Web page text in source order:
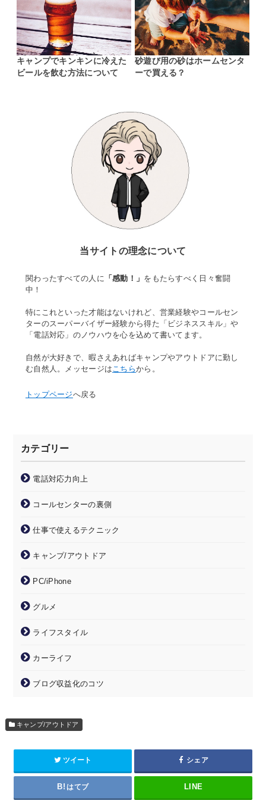
キャンプでキンキンに冷えた
ビールを飲む方法について
砂遊び用の砂はホームセンタ
ーで買える？
当サイトの理念について
関わったすべての人に 「感動！」 をもたらすべく日々奮闘
中！
特にこれといった才能はないけれど、営業経験やコールセン
ターのスーパーバイザー経験から得た「ビジネススキル」や
「電話対応」のノウハウを心を込めて書いてます。
自然が大好きで、暇さえあればキャンプやアウトドアに勤し
む自然人。メッセージはこちらから。
トップページへ戻る
カテゴリー
電話対応力向上
コールセンターの裏側
仕事で使えるテクニック
キャンプ/アウトドア
PC/iPhone
グルメ
ライフスタイル
カーライフ
ブログ収益化のコツ
キャンプ/アウトドア
ツイート シェア
はてブ